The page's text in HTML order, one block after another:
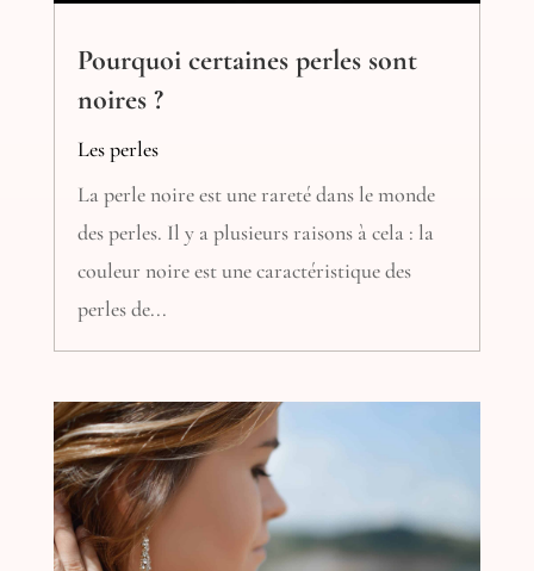
Pourquoi certaines perles sont
noires ?
Les perles
La perle noire est une rareté dans le monde
des perles. Il y a plusieurs raisons à cela : la
couleur noire est une caractéristique des
perles de...